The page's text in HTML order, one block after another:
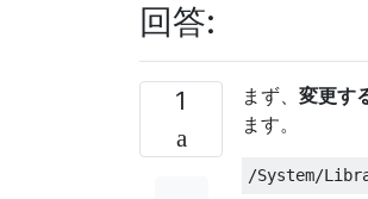
回答:
1 まず、 変更す
ます。